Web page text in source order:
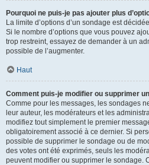
Pourquoi ne puis-je pas ajouter plus
La limite d’options d’un sondage est
Si le nombre d’options que vous pouvez
trop restreint, essayez de demander à un
possible de l’augmenter.
Haut
Comment puis-je modifier ou supprimer
Comme pour les messages, les sondages
leur auteur, les modérateurs et les
modifiez tout simplement le premier
obligatoirement associé à ce dernier. Si
possible de supprimer le sondage ou de
des votes ont été exprimés, seuls les
peuvent modifier ou supprimer le sondage.